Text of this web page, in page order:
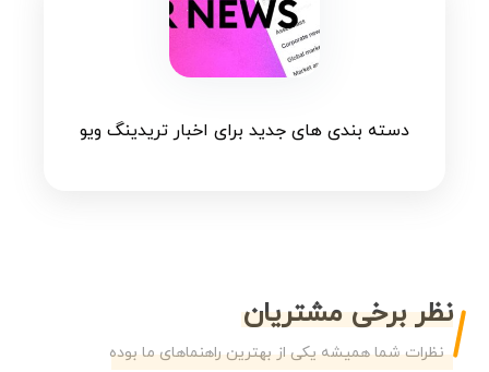
دسته بندی های جدید برای اخبار تریدینگ ویو
نظر برخی مشتریان
نظرات شما همیشه یکی از بهترین راهنماهای ما بوده